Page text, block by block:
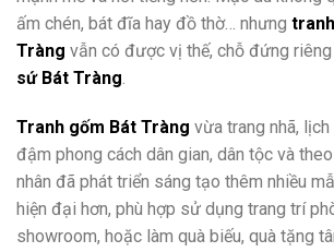
ấm chén, bát đĩa hay đồ thờ… nhưng
Tràng vẫn có được vị thế, chỗ đứng
sứ Bát Tràng
Tranh gốm Bát Tràng vừa trang nhã,
đậm phong cách dân gian, dân tộc và
nhân đã phát triển sáng tạo thêm nhiều
hiện đại hơn, phù hợp sử dụng trang trí
showroom, hoặc làm quà biếu, quà tặng